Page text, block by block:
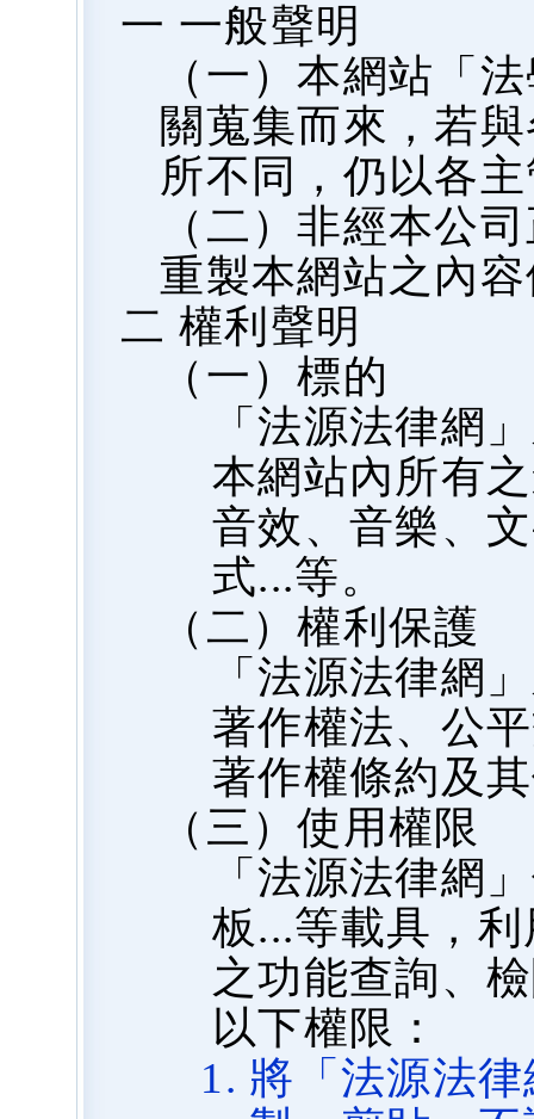
一 一般聲明
（一）本網站「
關蒐集而來，若
所不同，仍以各
（二）非經本公
重製本網站之內
二 權利聲明
（一）標的
「法源法律網
本網站內所有
音效、音樂、
式...等。
（二）權利保護
「法源法律網
著作權法、公
著作權條約及
（三）使用權限
「法源法律網
板...等載具，
之功能查詢、
以下權限：
將「法源法